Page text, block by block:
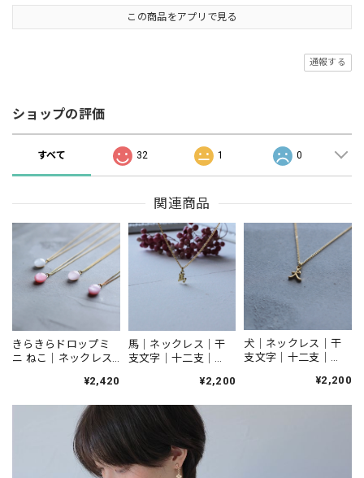
この商品をアプリで見る
通報する
ショップの評価
すべて 32 1 0
関連商品
きらきらドロップミ
ニ ねこ｜ネックレス
¥2,420
馬｜ネックレス｜干
支文字｜十二支｜
¥2,200
犬｜ネックレス｜干
支文字｜十二支｜
¥2,200